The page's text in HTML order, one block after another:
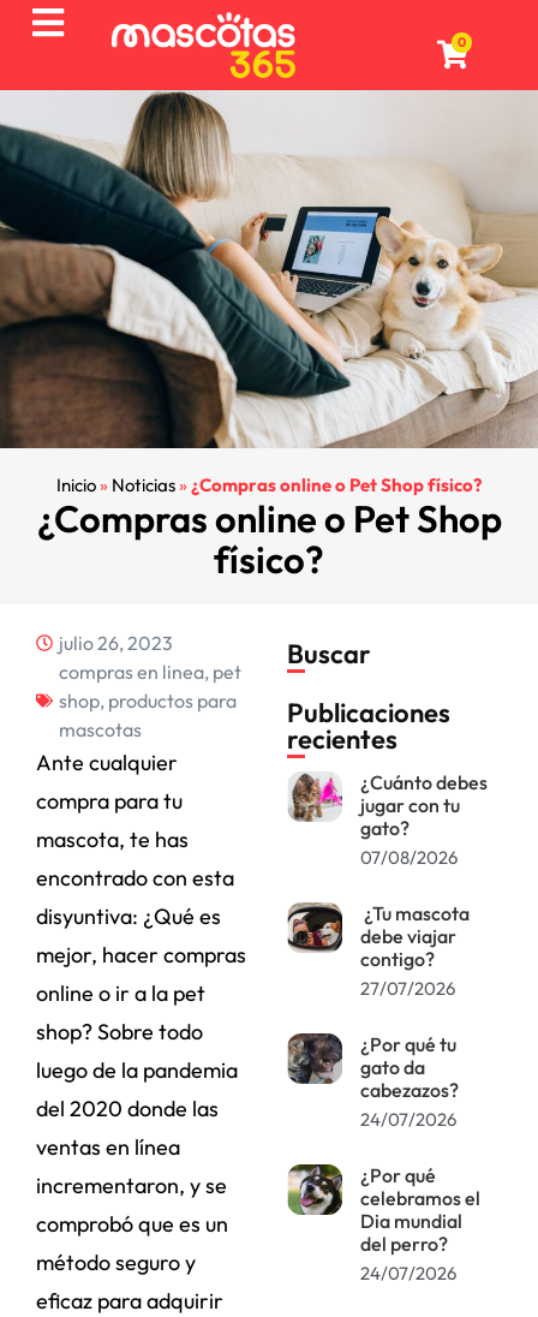
0
Inicio» Noticias»¿Compras online o Pet Shop físico?
¿Compras online o Pet Shop
físico?
julio 26, 2023
compras en linea, pet
shop, productos para
mascotas
Ante cualquier
compra para tu
mascota, te has
encontrado con esta
disyuntiva: ¿Qué es
mejor, hacer compras
online o ir a la pet
shop? Sobre todo
luego de la pandemia
del 2020 donde las
ventas en línea
incrementaron, y se
comprobó que es un
método seguro y
eficaz para adquirir
Buscar
Publicaciones
recientes
¿Cuánto debes
jugar con tu
gato?
07/08/2026
¿Tu mascota
debe viajar
contigo?
27/07/2026
¿Por qué tu
gato da
cabezazos?
24/07/2026
¿Por qué
celebramos el
Dia mundial
del perro?
24/07/2026